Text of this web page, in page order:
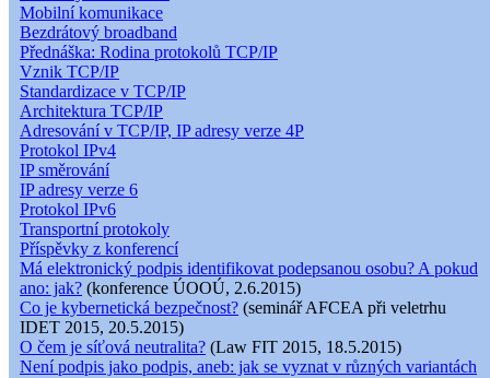
Mobilní komunikace
Bezdrátový broadband
Přednáška: Rodina protokolů TCP/IP
Vznik TCP/IP
Standardizace v TCP/IP
Architektura TCP/IP
Adresování v TCP/IP, IP adresy verze 4P
Protokol IPv4
IP směrování
IP adresy verze 6
Protokol IPv6
Transportní protokoly
Příspěvky z konferencí
Má elektronický podpis identifikovat podepsanou osobu? A pokud
ano: jak? (konference ÚOOÚ, 2.6.2015)
Co je kybernetická bezpečnost? (seminář AFCEA při veletrhu
IDET 2015, 20.5.2015)
O čem je síťová neutralita? (Law FIT 2015, 18.5.2015)
Není podpis jako podpis, aneb: jak se vyznat v různých variantách